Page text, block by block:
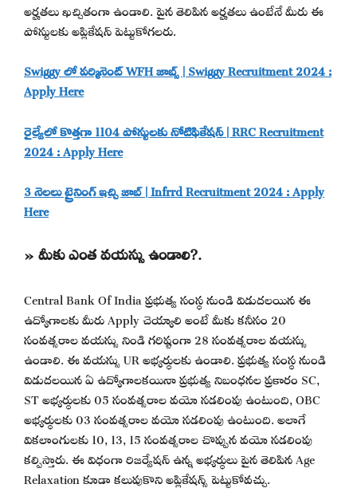
అర్హతలు ఖచ్చితంగా ఉండాలి. పైన తెలిపిన అర్హతలు ఉంటేనే మీరు ఈ
పోస్టులకు అప్లికేషన్ పెట్టుకోగలరు.
Swiggy లో పర్మినెంట్ WFH జాబ్స్ | Swiggy Recruitment 2024 :
Apply Here
రైల్వేలో కొత్తగా 1104 పోస్టులకు నోటిఫికేషన్ | RRC Recruitment
2024 : Apply Here
3 నెలలు ట్రైనింగ్ ఇచ్చి జాబ్ | Infrrd Recruitment 2024 : Apply
Here
» మీకు ఎంత వయస్సు ఉండాలి?.
Central Bank Of India ప్రభుత్వ సంస్థ నుండి విడుదలయిన ఈ
ఉద్యోగాలకు మీరు Apply చెయ్యాలి అంటే మీకు కనీసం 20
సంవత్సరాల వయస్సు నిండి గరిష్టంగా 28 సంవత్సరాల వయస్సు
ఉండాలి. ఈ వయస్సు UR అభ్యర్థులకు ఉండాలి. ప్రభుత్వ సంస్థ నుండి
విడుదలయిన ఏ ఉద్యోగాలకయినా ప్రభుత్వ నిబంధనల ప్రకారం SC,
ST అభ్యర్థులకు 05 సంవత్సరాల వయో సడలింపు ఉంటుంది, OBC
అభ్యర్థులకు 03 సంవత్సరాల వయో సడలింపు ఉంటుంది. అలాగే
వికలాంగులకు 10, 13, 15 సంవత్సరాల చొప్పున వయో సడలింపు
కల్పిస్తారు. ఈ విధంగా రిజర్వేషన్ ఉన్న అభ్యర్థులు పైన తెలిపిన Age
Relaxation కూడా కలుపుకొని అప్లికేషన్స్ పెట్టుకోవచ్చు.